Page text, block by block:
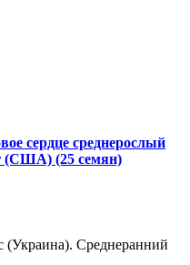
сердце среднерослый
(США) (25 семян)
(Украина). Среднеранний